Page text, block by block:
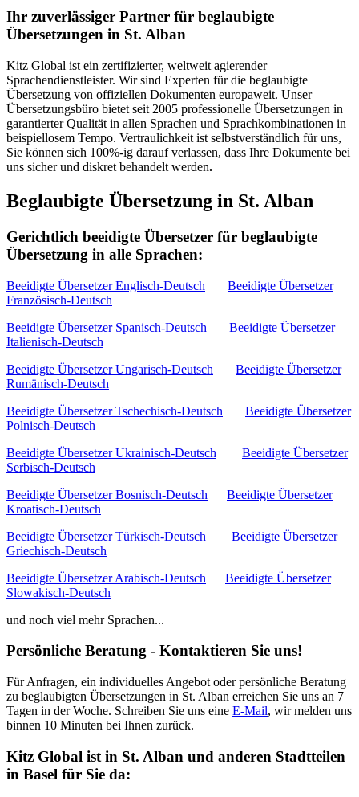
Ihr zuverlässiger Partner für beglaubigte
Übersetzungen in St. Alban
Kitz Global ist ein zertifizierter, weltweit agierender
Sprachendienstleister. Wir sind Experten für die beglaubigte
Übersetzung von offiziellen Dokumenten europaweit. Unser
Übersetzungsbüro bietet seit 2005 professionelle Übersetzungen in
garantierter Qualität in allen Sprachen und Sprachkombinationen in
beispiellosem Tempo. Vertraulichkeit ist selbstverständlich für uns,
Sie können sich 100%-ig darauf verlassen, dass Ihre Dokumente bei
uns sicher und diskret behandelt werden.
Beglaubigte Übersetzung in St. Alban
Gerichtlich beeidigte Übersetzer für beglaubigte
Übersetzung in alle Sprachen:
Beeidigte Übersetzer Englisch-Deutsch
Beeidigte Übersetzer
Französisch-Deutsch
Beeidigte Übersetzer Spanisch-Deutsch
Beeidigte Übersetzer
Italienisch-Deutsch
Beeidigte Übersetzer Ungarisch-Deutsch
Beeidigte Übersetzer
Rumänisch-Deutsch
Beeidigte Übersetzer Tschechisch-Deutsch
Beeidigte Übersetzer
Polnisch-Deutsch
Beeidigte Übersetzer Ukrainisch-Deutsch
Beeidigte Übersetzer
Serbisch-Deutsch
Beeidigte Übersetzer Bosnisch-Deutsch
Beeidigte Übersetzer
Kroatisch-Deutsch
Beeidigte Übersetzer Türkisch-Deutsch
Beeidigte Übersetzer
Griechisch-Deutsch
Beeidigte Übersetzer Arabisch-Deutsch
Beeidigte Übersetzer
Slowakisch-Deutsch
und noch viel mehr Sprachen...
Persönliche Beratung - Kontaktieren Sie uns!
Für Anfragen, ein individuelles Angebot oder persönliche Beratung
zu beglaubigten Übersetzungen in St. Alban erreichen Sie uns an 7
Tagen in der Woche. Schreiben Sie uns eine E-Mail, wir melden uns
binnen 10 Minuten bei Ihnen zurück.
Kitz Global ist in St. Alban und anderen Stadtteilen
in Basel für Sie da: